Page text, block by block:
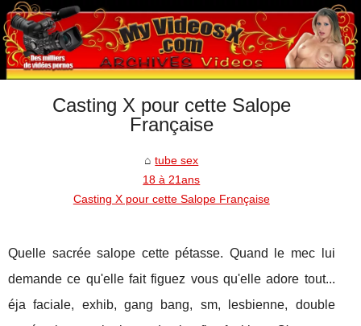
Casting X pour cette Salope
Française
tube sex
18 à 21ans
Casting X pour cette Salope Française
Quelle sacrée salope cette pétasse. Quand le mec lui
demande ce qu'elle fait figuez vous qu'elle adore tout...
éja faciale, exhib, gang bang, sm, lesbienne, double